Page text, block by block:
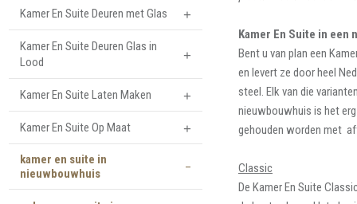
Kamer En Suite Deuren met Glas
Kamer En Suite Deuren Glas in
Lood
Kamer En Suite Laten Maken
Kamer En Suite Op Maat
kamer en suite in
nieuwbouwhuis
Kamer En Suite in een
Bent u van plan een
en levert ze door heel
steel. Elk van die
nieuwbouwhuis is het
gehouden worden met
Classic
De Kamer En Suite